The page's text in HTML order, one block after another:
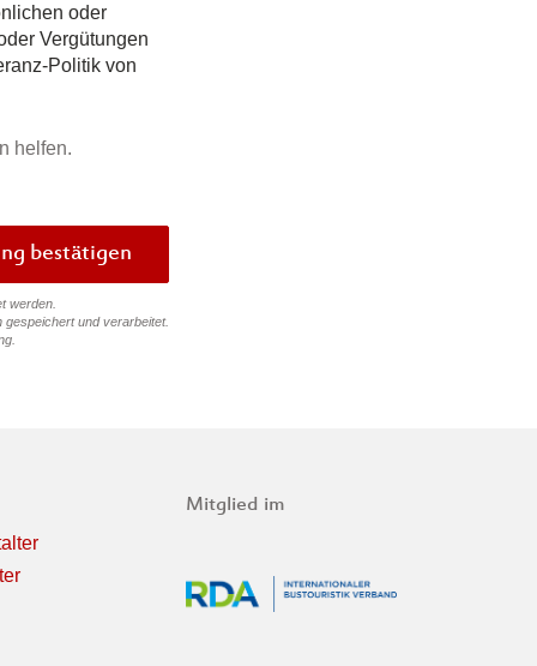
oder
Vergütungen
Politik von
helfen.
Bewertung bestätigen
werden.
und verarbeitet.
Mitglied im